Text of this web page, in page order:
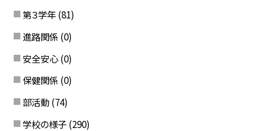
第３学年 (81)
進路関係 (0)
安全安心 (0)
保健関係 (0)
部活動 (74)
学校の様子 (290)